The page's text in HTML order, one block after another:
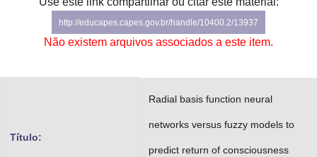
Gabinete de Segurança Institucional
Advocacia-Geral da União
http://educapes.capes.gov.br/handle/10400.2/13937
Não existem arquivos associados a este item.
Título:
Radial basis function neural
networks versus fuzzy models to
predict return of consciousness